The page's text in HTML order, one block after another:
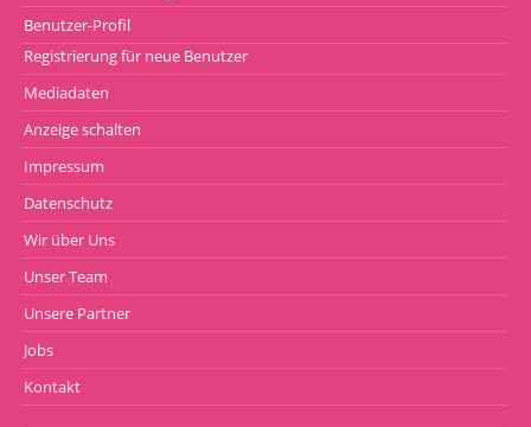
Benutzer-Profil
Registrierung für neue Benutzer
Mediadaten
Anzeige schalten
Impressum
Datenschutz
Wir über Uns
Unser Team
Unsere Partner
Jobs
Kontakt